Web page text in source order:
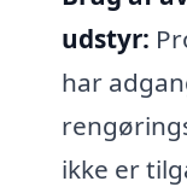
udstyr:
har
ikke er